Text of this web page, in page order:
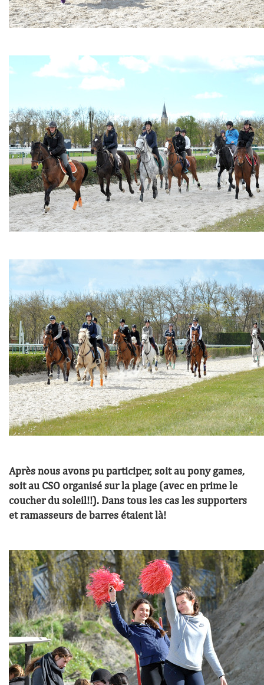
Après nous avons pu participer, soit au pony games,
soit au CSO organisé sur la plage (avec en prime le
coucher du soleil!!). Dans tous les cas les supporters
et ramasseurs de barres étaient là!